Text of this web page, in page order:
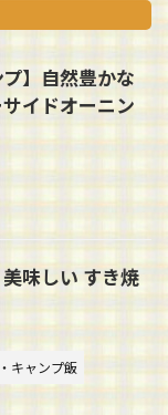
プ】自然豊かな
イドオーニン
味しい すき焼
・キャンプ飯